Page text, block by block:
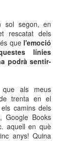
sol segon, en
rescatat dels
que l'emoció
línies
podrà sentir-
als meus
trenta en el
camins dels
Google Books
aquell en què
anys! Quina